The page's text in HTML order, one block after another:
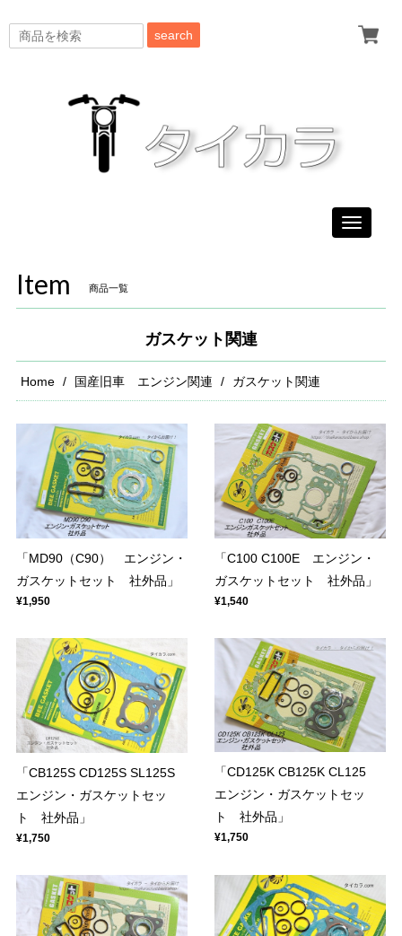
search
Toggle
Item 商品一覧
ガスケット関連
Home 国産旧車 エンジン関連 ガスケット関連
「MD90（C90） エンジン・
ガスケットセット 社外品」
¥1,950
「C100 C100E エンジン・
ガスケットセット 社外品」
¥1,540
「CB125S CD125S SL125S
エンジン・ガスケットセッ
ト 社外品」
¥1,750
「CD125K CB125K CL125
エンジン・ガスケットセッ
ト 社外品」
¥1,750